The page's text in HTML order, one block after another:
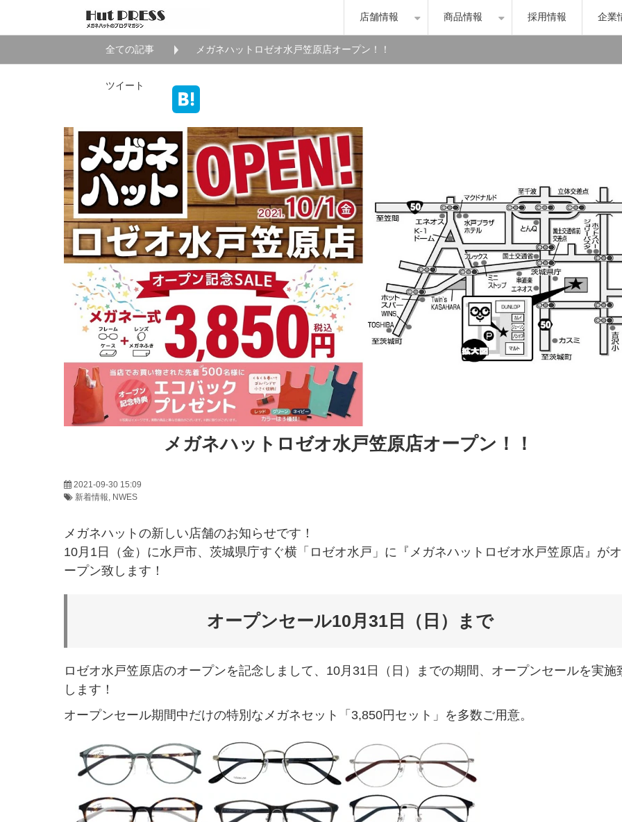
店舗情報 商品情報 採用情報 企業
全ての記事 メガネハットロゼオ水戸笠原店オープン！！
ツイート
メガネハットロゼオ水戸笠原店オープン！！
2021-09-30 15:09
新着情報 NWES
メガネハットの新しい店舗のお知らせです！
10月1日（金）に水戸市、茨城県庁すぐ横「ロゼオ水戸」に『メガネハットロゼオ水戸笠原店』がオ
ープン致します！
オープンセール10月31日（日）まで
ロゼオ水戸笠原店のオープンを記念しまして、10月31日（日）までの期間、オープンセールを実施
します！
オープンセール期間中だけの特別なメガネセット「3,850円セット」を多数ご用意。